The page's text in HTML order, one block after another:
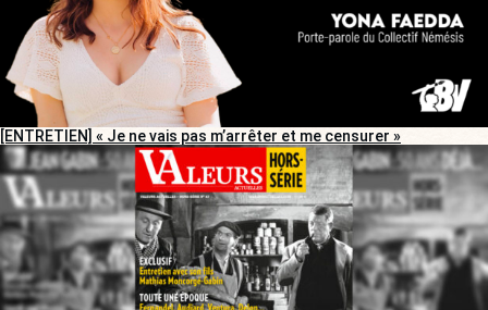
[ENTRETIEN] « Je ne vais pas m’arrêter et me censurer »